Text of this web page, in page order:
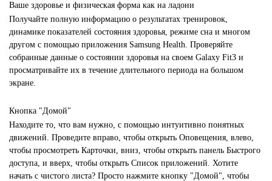
Ваше здоровье и физическая форма как на ладони
Получайте полную информацию о результатах тренировок,
динамике показателей состояния здоровья, режиме сна и многом
другом с помощью приложения Samsung Health. Проверяйте
собранные данные о состоянии здоровья на своем Galaxy Fit3 и
просматривайте их в течение длительного периода на большом
экране.
Кнопка "Домой"
Находите то, что вам нужно, с помощью интуитивно понятных
движений. Проведите вправо, чтобы открыть Оповещения, влево,
чтобы просмотреть Карточки, вниз, чтобы открыть панель Быстрого
доступа, и вверх, чтобы открыть Список приложений. Хотите
начать с чистого листа? Просто нажмите кнопку "Домой", чтобы